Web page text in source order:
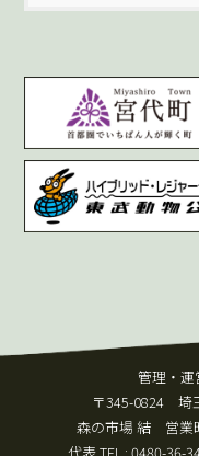
管理・
〒345-0824 埼
森の市場 結 営業